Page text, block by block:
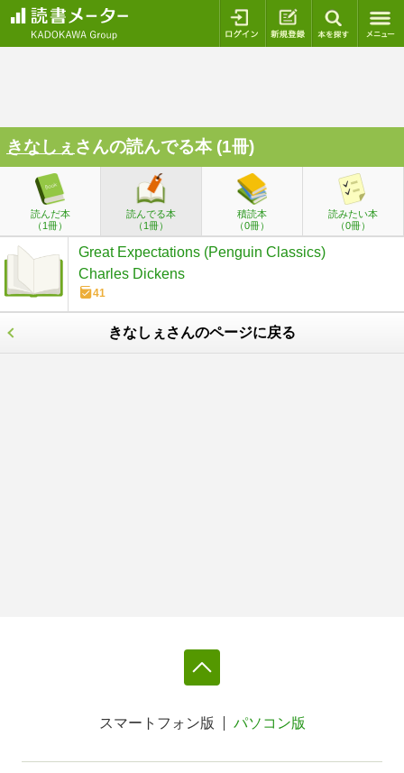
ログイン 新規登録
きなしぇ さんの読んでる本 (1冊)
読んだ本
（1冊）
読んでる本
（1冊）
積読本
（0冊）
読みたい本
（0冊）
Great Expectations (Penguin Classics)
Charles Dickens
41
きなしぇさんのページに戻る
スマートフォン版 パソコン版